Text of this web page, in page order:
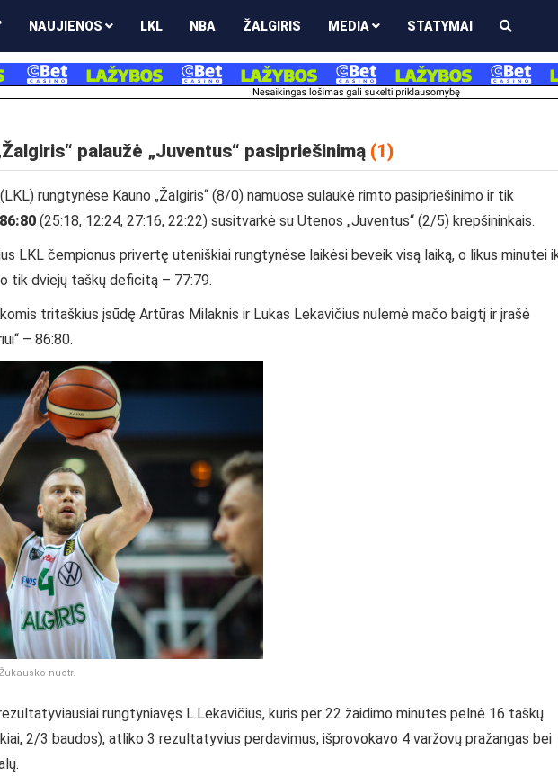
NAUJIENOS LKL NBA ŽALGIRIS MEDIA STATYMAI
palaužė „Juventus“ pasipriešinimą (1)
rungtynėse Kauno „Žalgiris“ (8/0) namuose sulaukė rimto pasipriešinimo ir tik
86:80 (25:18, 12:24, 27:16, 22:22) susitvarkė su Utenos „Juventus“ (2/5) krepšininkais.
LKL čempionus privertę uteniškiai rungtynėse laikėsi beveik visą laiką, o likus minutei
tik dviejų taškų deficitą – 77:79.
tritaškius įsūdę Artūras Milaknis ir Lukas Lekavičius nulėmė mačo baigtį ir įrašė
– 86:80.
nuotr.
rungtyniavęs L.Lekavičius, kuris per 22 žaidimo minutes pelnė 16 taškų
2/3 baudos), atliko 3 rezultatyvius perdavimus, išprovokavo 4 varžovų pražangas bei